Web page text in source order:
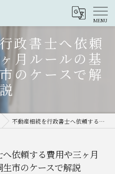
政書士へ依頼
月ルールの基
のケースで解
説
不動産相続を行政書士へ依頼する費用や三ヶ月ルールの基礎知識を桐生市のケースで解説
依頼する費用や三ヶ月
市のケースで解説